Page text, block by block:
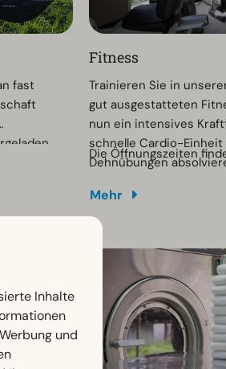
fast
Fitness
Trainieren Sie in
gut ausgestatteten
nun ein intensives
schnelle Cardio-
Dehnübungen
um Ihre Ziele zu
Größe sorgt für eine
voll und ganz auf Ihr
Die Öffnungszeiten
Mehr
Inhalte
und